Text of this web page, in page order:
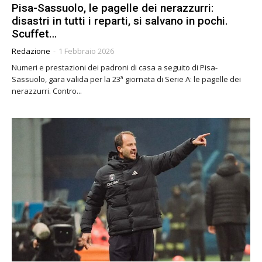
Pisa-Sassuolo, le pagelle dei nerazzurri:
disastri in tutti i reparti, si salvano in pochi.
Scuffet…
Redazione - 1 Febbraio 2026
Numeri e prestazioni dei padroni di casa a seguito di Pisa-
Sassuolo, gara valida per la 23ª giornata di Serie A: le pagelle dei
nerazzurri. Contro...